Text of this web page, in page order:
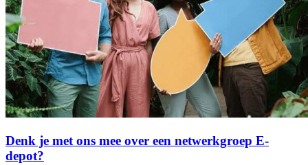
Denk je met ons mee over een netwerkgroep E-
depot?